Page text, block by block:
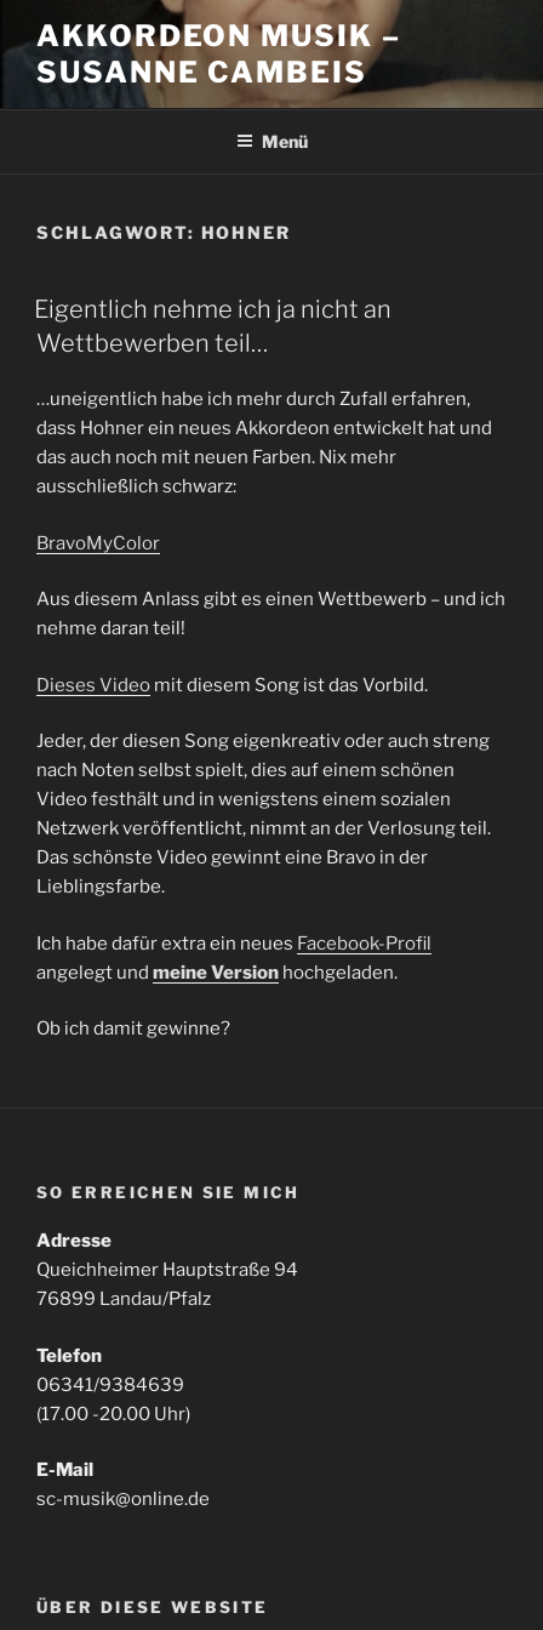
Inhalt
springen
AKKORDEON MUSIK –
SUSANNE CAMBEIS
Menü
SCHLAGWORT: HOHNER
Eigentlich nehme ich ja nicht an
Wettbewerben teil…
…uneigentlich habe ich mehr durch Zufall erfahren,
dass Hohner ein neues Akkordeon entwickelt hat und
das auch noch mit neuen Farben. Nix mehr
ausschließlich schwarz:
BravoMyColor
Aus diesem Anlass gibt es einen Wettbewerb – und ich
nehme daran teil!
Dieses Video mit diesem Song ist das Vorbild.
Jeder, der diesen Song eigenkreativ oder auch streng
nach Noten selbst spielt, dies auf einem schönen
Video festhält und in wenigstens einem sozialen
Netzwerk veröffentlicht, nimmt an der Verlosung teil.
Das schönste Video gewinnt eine Bravo in der
Lieblingsfarbe.
Ich habe dafür extra ein neues Facebook-Profil
angelegt und meine Version hochgeladen.
Ob ich damit gewinne?
SO ERREICHEN SIE MICH
Adresse
Queichheimer Hauptstraße 94
76899 Landau/Pfalz
Telefon
06341/9384639
(17.00 -20.00 Uhr)
E-Mail
sc-musik@online.de
ÜBER DIESE WEBSITE